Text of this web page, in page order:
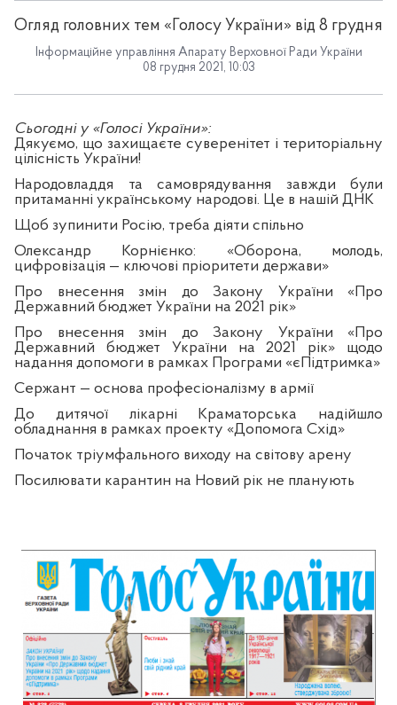
Огляд головних тем «Голосу України» від 8 грудня
Інформаційне управління Апарату Верховної Ради України
08 грудня 2021, 10:03
Сьогодні у «Голосі України»:
Дякуємо, що захищаєте суверенітет і територіальну
цілісність України!
Народовладдя та самоврядування завжди були
притаманні українському народові. Це в нашій ДНК
Щоб зупинити Росію, треба діяти спільно
Олександр Корнієнко: «Оборона, молодь,
цифровізація — ключові пріоритети держави»
Про внесення змін до Закону України «Про
Державний бюджет України на 2021 рік»
Про внесення змін до Закону України «Про
Державний бюджет України на 2021 рік» щодо
надання допомоги в рамках Програми «єПідтримка»
Сержант — основа професіоналізму в армії
До дитячої лікарні Краматорська надійшло
обладнання в рамках проекту «Допомога Схід»
Початок тріумфального виходу на світову арену
Посилювати карантин на Новий рік не планують